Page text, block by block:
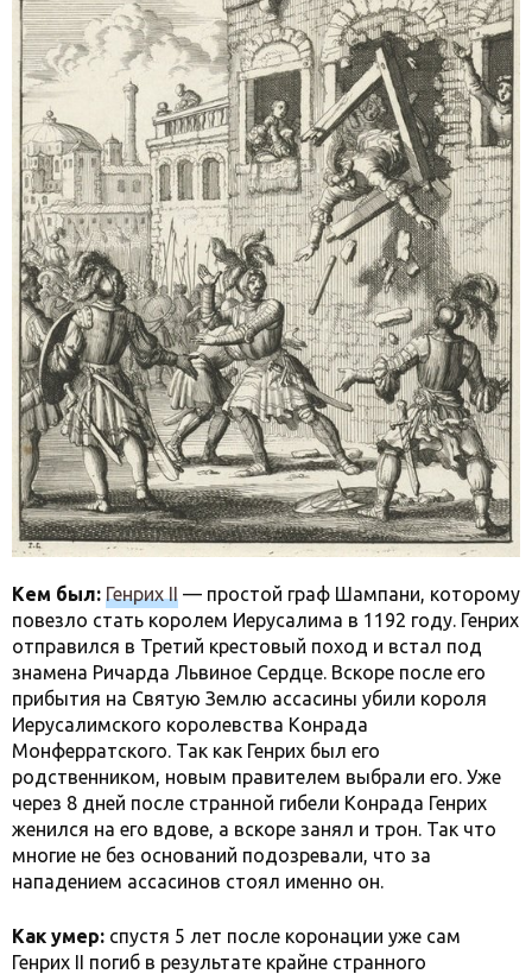
Кем был: Генрих II — простой граф Шампани, которому
повезло стать королем Иерусалима в 1192 году. Генрих
отправился в Третий крестовый поход и встал под
знамена Ричарда Львиное Сердце. Вскоре после его
прибытия на Святую Землю ассасины убили короля
Иерусалимского королевства Конрада
Монферратского. Так как Генрих был его
родственником, новым правителем выбрали его. Уже
через 8 дней после странной гибели Конрада Генрих
женился на его вдове, а вскоре занял и трон. Так что
многие не без оснований подозревали, что за
нападением ассасинов стоял именно он.
Как умер: спустя 5 лет после коронации уже сам
Генрих II погиб в результате крайне странного